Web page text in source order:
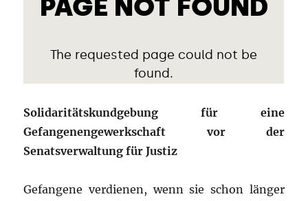
Solidaritätskundgebung für eine
Gefangenengewerkschaft vor der
Senatsverwaltung für Justiz
Gefangene verdienen, wenn sie schon länger